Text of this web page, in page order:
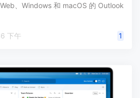
、Windows 和 macOS 的 Outlook
5 日, 8:36 下午 1